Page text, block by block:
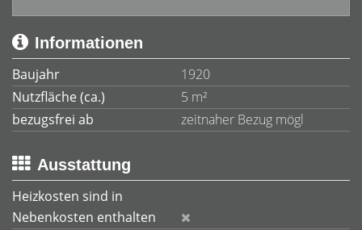
Informationen
Baujahr
1920
Nutzfläche (ca.)
5 m²
bezugsfrei ab
zeitnaher Bezug mögl
Ausstattung
Heizkosten sind in
Nebenkosten enthalten